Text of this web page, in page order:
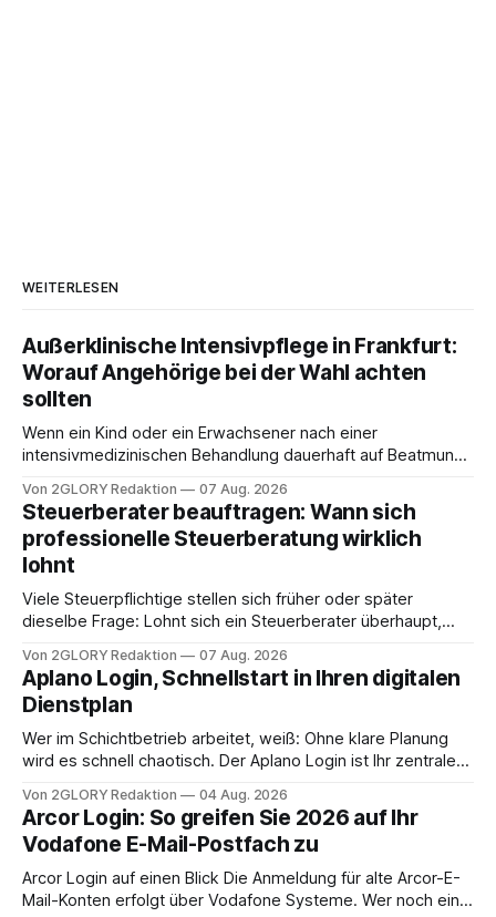
WEITERLESEN
Außerklinische Intensivpflege in Frankfurt:
Worauf Angehörige bei der Wahl achten
sollten
Wenn ein Kind oder ein Erwachsener nach einer
intensivmedizinischen Behandlung dauerhaft auf Beatmung
angewiesen ist, stellt sich für Familien eine schwierige
Frage: Muss die Versorgung dauerhaft in der Klinik bleiben –
oder ist ein Leben zu Hause möglich? Die außerklinische
Intensivpflege bietet genau diese Alternative: Sie
Von 2GLORY Redaktion 07 Aug. 2026
Steuerberater beauftragen: Wann sich
professionelle Steuerberatung wirklich
lohnt
Viele Steuerpflichtige stellen sich früher oder später
dieselbe Frage: Lohnt sich ein Steuerberater überhaupt,
erledigen? Die kurze Antwort: Bei einfachen
Einkommensverhältnissen reicht häufig eine Steuersoftware
aus – sobald jedoch mehrere Einkunftsarten
zusammentreffen oder größere finanzielle Veränderungen
anstehen, zahlt sich professionelle Unterstützung meist
Von 2GLORY Redaktion 07 Aug. 2026
Aplano Login, Schnellstart in Ihren digitalen
Dienstplan
Wer im Schichtbetrieb arbeitet, weiß: Ohne klare Planung
wird es schnell chaotisch. Der Aplano Login ist Ihr zentraler
abwesenheiten und die gesamte kommunikation rund um
Ihr personal digital zu organisieren. In diesem Leitfaden
erfahren Sie alles, was Sie für einen reibungslosen Einstieg
brauchen, von der Registrierung
Von 2GLORY Redaktion 04 Aug. 2026
Arcor Login: So greifen Sie 2026 auf Ihr
Vodafone E-Mail-Postfach zu
Arcor Login auf einen Blick Die Anmeldung für alte Arcor-E-
Mail-Konten erfolgt über Vodafone Systeme. Wer noch eine